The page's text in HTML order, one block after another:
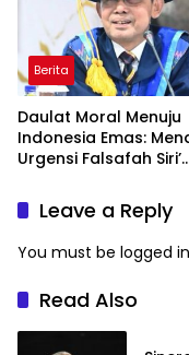
Berita
Daulat Moral Menuju
Indonesia Emas:
Urgensi Falsafah Siri’
Ancaman Kleptokrasi
Leave a Reply
You must be logged in
Read Also